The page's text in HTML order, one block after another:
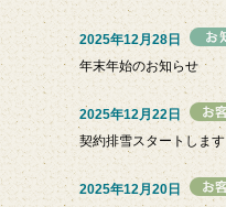
2025年12月28日
年末年始のお知らせ
2025年12月22日
契約排雪スタートします
2025年12月20日